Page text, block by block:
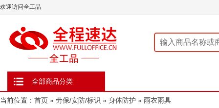
欢迎访问全工品
全部商品分类
当前位置： 首页 » 劳保/安防/标识 » 身体防护 » 雨衣雨具